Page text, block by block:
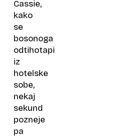
Cassie,
kako
se
bosonoga
odtihotapi
iz
hotelske
sobe,
nekaj
sekund
pozneje
pa